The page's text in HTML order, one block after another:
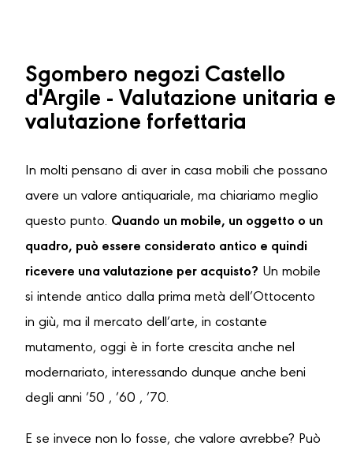
Sgombero negozi Castello
d'Argile - Valutazione unitaria e
valutazione forfettaria
In molti pensano di aver in casa mobili che possano
avere un valore antiquariale, ma chiariamo meglio
questo punto. Quando un mobile, un oggetto o un
quadro, può essere considerato antico e quindi
ricevere una valutazione per acquisto? Un mobile
si intende antico dalla prima metà dell’Ottocento
in giù, ma il mercato dell’arte, in costante
mutamento, oggi è in forte crescita anche nel
modernariato, interessando dunque anche beni
degli anni ’50 , ’60 , ’70.
E se invece non lo fosse, che valore avrebbe? Può